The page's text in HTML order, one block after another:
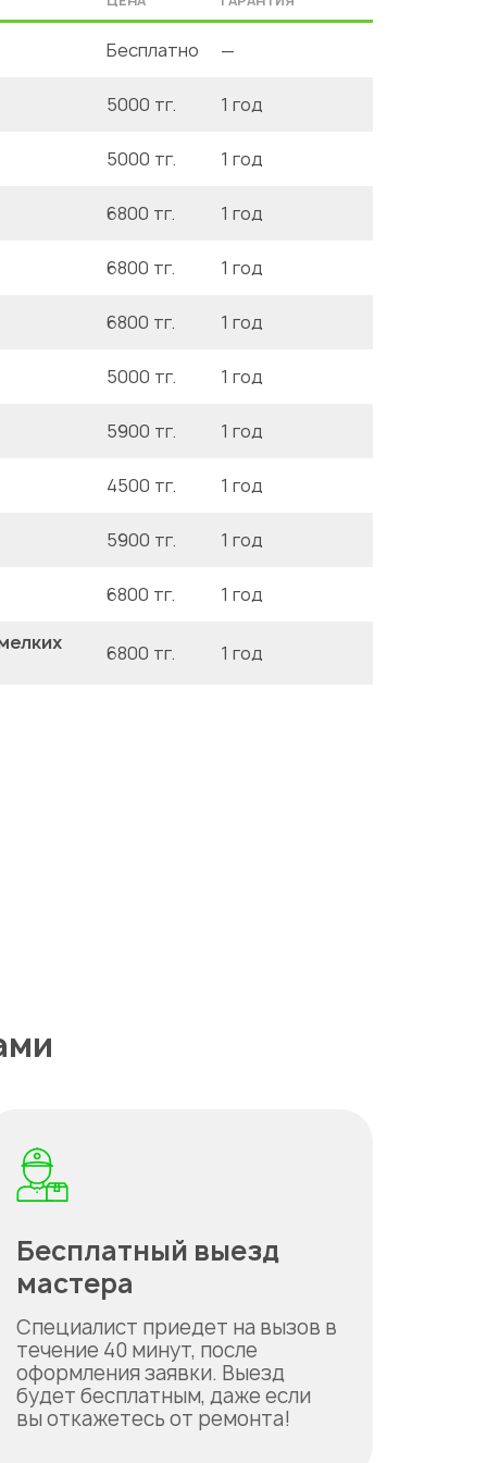
Бесплатно —
5000 тг. 1 год
5000 тг. 1 год
6800 тг. 1 год
6800 тг. 1 год
6800 тг. 1 год
5000 тг. 1 год
5900 тг. 1 год
4500 тг. 1 год
5900 тг. 1 год
6800 тг.
1 год
6800 тг. 1 год
Бесплатный выезд
мастера
Специалист приедет на вызов в
течение 40 минут, после
оформления заявки. Выезд
будет бесплатным, даже если
вы откажетесь от ремонта!